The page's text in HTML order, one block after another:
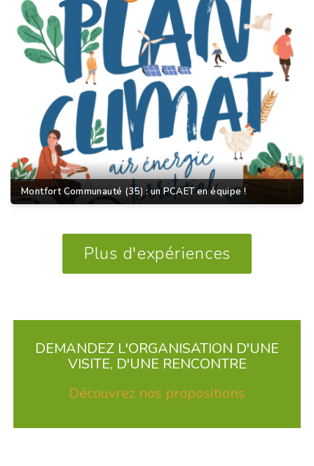
Montfort Communauté (35) : un PCAET en équipe !
Plus d'expériences
DEMANDEZ L'ORGANISATION D'UNE
VISITE, D'UNE RENCONTRE
Découvrez nos propositions